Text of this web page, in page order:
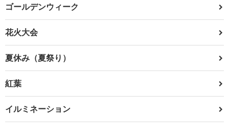
ゴールデンウィーク
花火大会
夏休み（夏祭り）
紅葉
イルミネーション